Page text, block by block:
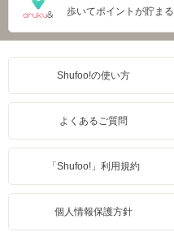
歩いてポイントが貯まる
Shufoo!の使い方
よくあるご質問
「Shufoo!」利用規約
個人情報保護方針